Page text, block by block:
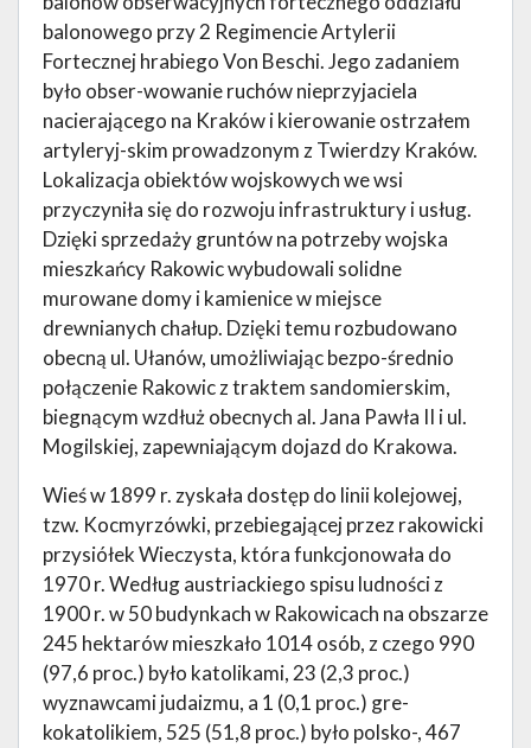
balonowego przy 2 Regimencie Artylerii
Fortecznej hrabiego Von Beschi. Jego zadaniem
było obser-wowanie ruchów nieprzyjaciela
nacierającego na Kraków i kierowanie ostrzałem
artyleryj-skim prowadzonym z Twierdzy Kraków.
Lokalizacja obiektów wojskowych we wsi
przyczyniła się do rozwoju infrastruktury i usług.
Dzięki sprzedaży gruntów na potrzeby wojska
mieszkańcy Rakowic wybudowali solidne
murowane domy i kamienice w miejsce
drewnianych chałup. Dzięki temu rozbudowano
obecną ul. Ułanów, umożliwiając bezpo-średnio
połączenie Rakowic z traktem sandomierskim,
biegnącym wzdłuż obecnych al. Jana Pawła II i ul.
Mogilskiej, zapewniającym dojazd do Krakowa.
Wieś w 1899 r. zyskała dostęp do linii kolejowej,
tzw. Kocmyrzówki, przebiegającej przez rakowicki
przysiółek Wieczysta, która funkcjonowała do
1970 r. Według austriackiego spisu ludności z
1900 r. w 50 budynkach w Rakowicach na obszarze
245 hektarów mieszkało 1014 osób, z czego 990
(97,6 proc.) było katolikami, 23 (2,3 proc.)
wyznawcami judaizmu, a 1 (0,1 proc.) gre-
kokatolikiem, 525 (51,8 proc.) było polsko-, 467